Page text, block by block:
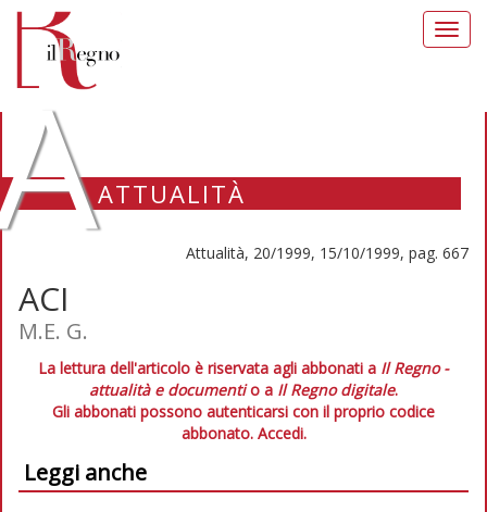
ATTUALITÀ
Attualità, 20/1999, 15/10/1999, pag. 667
ACI
M.E. G.
La lettura dell'articolo è riservata agli abbonati a Il Regno -
attualità e documentio a Il Regno digitale.
Gli abbonati possono autenticarsi con il proprio codice
abbonato. Accedi.
Leggi anche